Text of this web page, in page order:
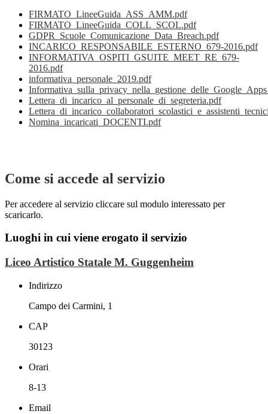
FIRMATO_LineeGuida_ASS_AMM.pdf
FIRMATO_LineeGuida_COLL_SCOL.pdf
GDPR_Scuole_Comunicazione_Data_Breach.pdf
INCARICO_RESPONSABILE_ESTERNO_679-2016.pdf
INFORMATIVA_OSPITI_GSUITE_MEET_RE_679-
2016.pdf
informativa_personale_2019.pdf
Lettera_di_incarico_al_personale_di_segreteria.pdf
Nomina_incaricati_DOCENTI.pdf
Come si accede al servizio
Per accedere al servizio cliccare sul modulo interessato per
scaricarlo.
Luoghi in cui viene erogato il servizio
Liceo Artistico Statale M. Guggenheim
Indirizzo
Campo dei Carmini, 1
CAP
30123
Orari
8-13
Email